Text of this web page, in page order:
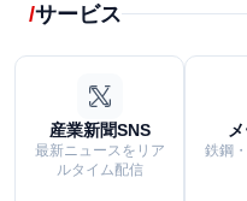
サービス
産業新聞SNS
最新ニュースをリア
ルタイム配信
鉄鋼